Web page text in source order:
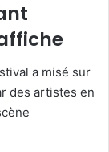
a misé sur
des artistes en